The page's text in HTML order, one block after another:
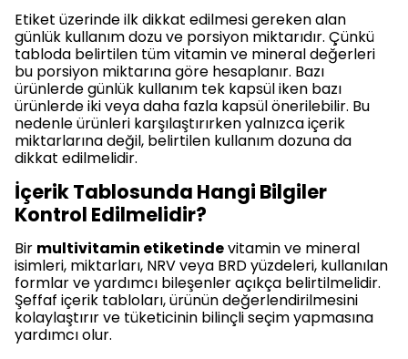
Etiket üzerinde ilk dikkat edilmesi gereken alan
günlük kullanım dozu ve porsiyon miktarıdır. Çünkü
tabloda belirtilen tüm vitamin ve mineral değerleri
bu porsiyon miktarına göre hesaplanır. Bazı
ürünlerde günlük kullanım tek kapsül iken bazı
ürünlerde iki veya daha fazla kapsül önerilebilir. Bu
nedenle ürünleri karşılaştırırken yalnızca içerik
miktarlarına değil, belirtilen kullanım dozuna da
dikkat edilmelidir.
İçerik Tablosunda Hangi Bilgiler
Kontrol Edilmelidir?
Bir multivitamin etiketindevitamin ve mineral
isimleri, miktarları, NRV veya BRD yüzdeleri, kullanılan
formlar ve yardımcı bileşenler açıkça belirtilmelidir.
Şeffaf içerik tabloları, ürünün değerlendirilmesini
kolaylaştırır ve tüketicinin bilinçli seçim yapmasına
yardımcı olur.